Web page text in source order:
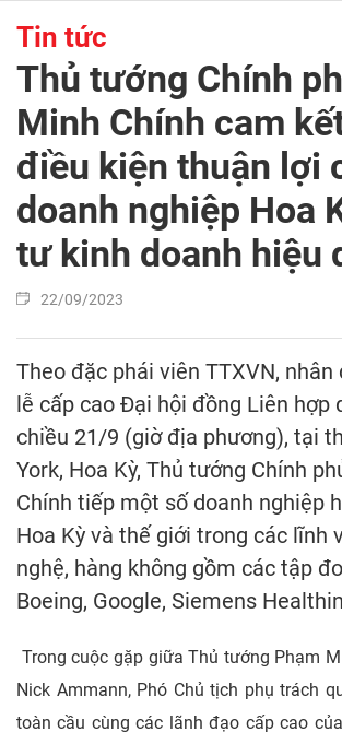
Tin tức
Thủ tướng Chính
Minh Chính cam
điều kiện thuận lợi
doanh nghiệp Hoa
tư kinh doanh hiệu
22/09/2023
Theo đặc phái viên TTXVN, nhân
lễ cấp cao Đại hội đồng Liên hợp
chiều 21/9 (giờ địa phương), tại
York, Hoa Kỳ, Thủ tướng Chính
Chính tiếp một số doanh nghiệp
Hoa Kỳ và thế giới trong các lĩnh
nghệ, hàng không gồm các tập
Boeing, Google, Siemens
Trong cuộc gặp giữa Thủ tướng Phạm
Nick Ammann, Phó Chủ tịch phụ trách
toàn cầu cùng các lãnh đạo cấp cao